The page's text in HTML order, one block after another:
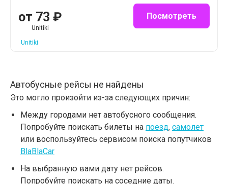
от 73 ₽
Unitiki
Посмотреть
Unitiki
Автобусные рейсы не найдены
Это могло произойти из-за следующих причин:
Между городами нет автобусного сообщения.
Попробуйте поискать билеты на поезд, самолет
или воспользуйтесь сервисом поиска попутчиков
BlaBlaCar
На выбранную вами дату нет рейсов.
Попробуйте поискать на соседние даты.